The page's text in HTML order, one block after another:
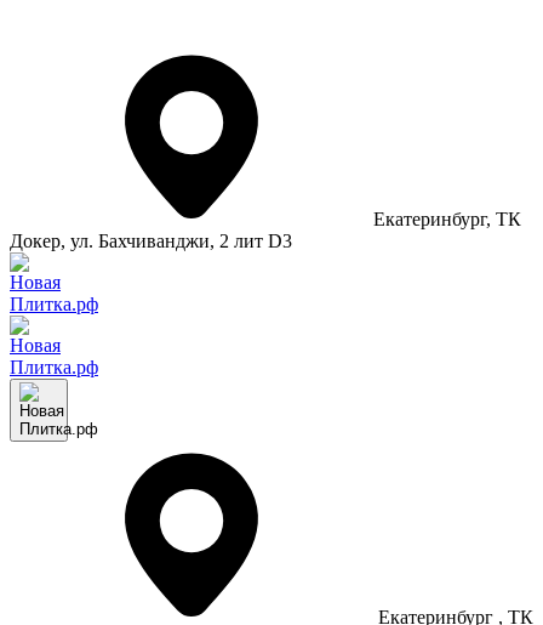
Екатеринбург, ТК
Докер, ул. Бахчиванджи, 2 лит D3
Екатеринбург , ТК